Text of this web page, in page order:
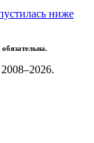
ниже